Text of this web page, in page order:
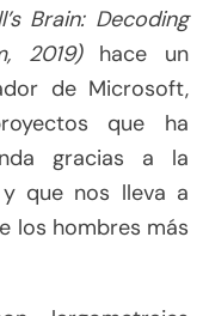
Brain: Decoding
2019) hace un
de Microsoft,
que ha
gracias a la
que nos lleva a
los hombres más